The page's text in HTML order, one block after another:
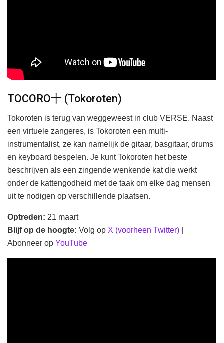
TOCORO十 (Tokoroten)
Tokoroten is terug van weggeweest in club VERSE. Naast
een virtuele zangeres, is Tokoroten een multi-
instrumentalist, ze kan namelijk de gitaar, basgitaar, drums
en keyboard bespelen. Je kunt Tokoroten het beste
beschrijven als een zingende wenkende kat die werkt
onder de kattengodheid met de taak om elke dag mensen
uit te nodigen op verschillende plaatsen.
Optreden: 21 maart
Blijf op de hoogte: Volg op X (voorheen Twitter)
Abonneer op YouTube